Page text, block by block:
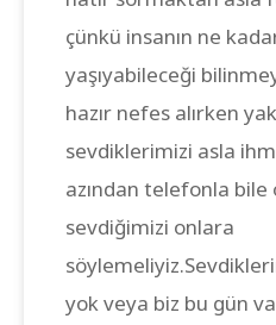
çünkü insanın ne
yaşıyabileceği
hazır nefes alırken
sevdiklerimizi asla
azından telefonla bile
sevdiğimizi onlara
yok veya biz bu gün